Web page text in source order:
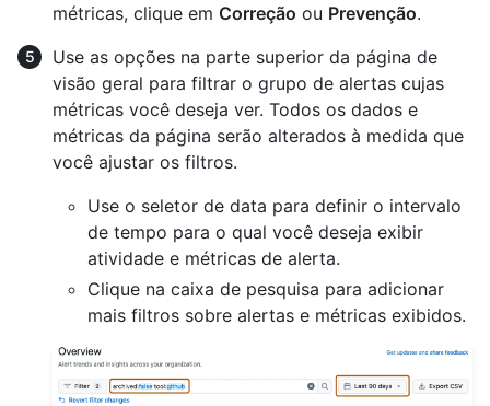
métricas, clique em Correção ou Prevenção.
Use as opções na parte superior da página de
visão geral para filtrar o grupo de alertas cujas
métricas você deseja ver. Todos os dados e
métricas da página serão alterados à medida que
você ajustar os filtros.
Use o seletor de data para definir o intervalo
de tempo para o qual você deseja exibir
atividade e métricas de alerta.
Clique na caixa de pesquisa para adicionar
mais filtros sobre alertas e métricas exibidos.